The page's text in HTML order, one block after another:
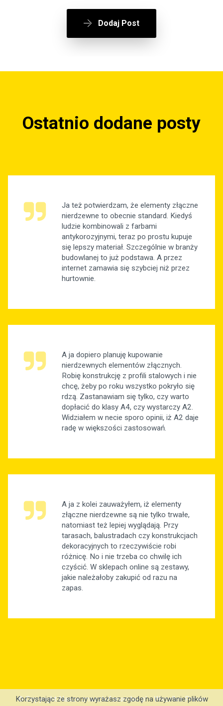
Dodaj Post
Ostatnio dodane posty
Ja też potwierdzam, że elementy złączne
nierdzewne to obecnie standard. Kiedyś
ludzie kombinowali z farbami
antykorozyjnymi, teraz po prostu kupuje
się lepszy materiał. Szczególnie w branży
budowlanej to już podstawa. A przez
internet zamawia się szybciej niż przez
hurtownie.
A ja dopiero planuję kupowanie
nierdzewnych elementów złącznych.
Robię konstrukcję z profili stalowych i nie
chcę, żeby po roku wszystko pokryło się
rdzą. Zastanawiam się tylko, czy warto
dopłacić do klasy A4, czy wystarczy A2.
Widziałem w necie sporo opinii, iż A2 daje
radę w większości zastosowań.
A ja z kolei zauważyłem, iż elementy
złączne nierdzewne są nie tylko trwałe,
natomiast też lepiej wyglądają. Przy
tarasach, balustradach czy konstrukcjach
dekoracyjnych to rzeczywiście robi
różnicę. No i nie trzeba co chwilę ich
czyścić. W sklepach online są zestawy,
jakie należałoby zakupić od razu na
zapas.
© Copyright Nasze.znasztoforum.biz.pl - Wszelkie Prawa
Korzystając ze strony wyrażasz zgodę na używanie plików